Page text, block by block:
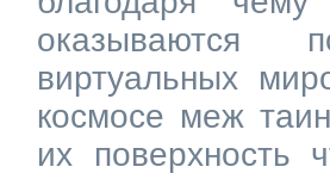
оказываются
виртуальных
космосе меж
их поверхность